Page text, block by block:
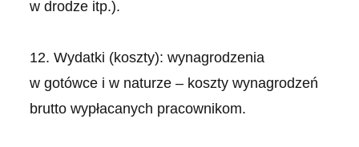
w drodze itp.).
12. Wydatki (koszty): wynagrodzenia
w gotówce i w naturze – koszty wynagrodzeń
brutto wypłacanych pracownikom.